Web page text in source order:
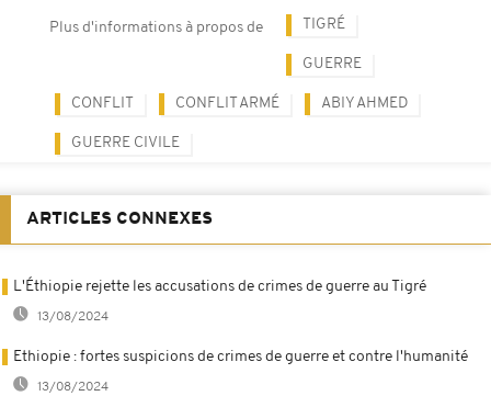
Plus d'informations à propos de TIGRÉ
GUERRE
CONFLIT CONFLIT ARMÉ ABIY AHMED
GUERRE CIVILE
ARTICLES CONNEXES
L'Éthiopie rejette les accusations de crimes de guerre au Tigré
13/08/2024
Ethiopie : fortes suspicions de crimes de guerre et contre l'humanité
13/08/2024